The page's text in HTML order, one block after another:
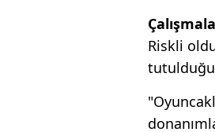
Riskli